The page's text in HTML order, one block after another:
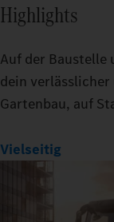
Highlights
Auf der Baustelle
dein
Gartenbau, auf
Vielseitig